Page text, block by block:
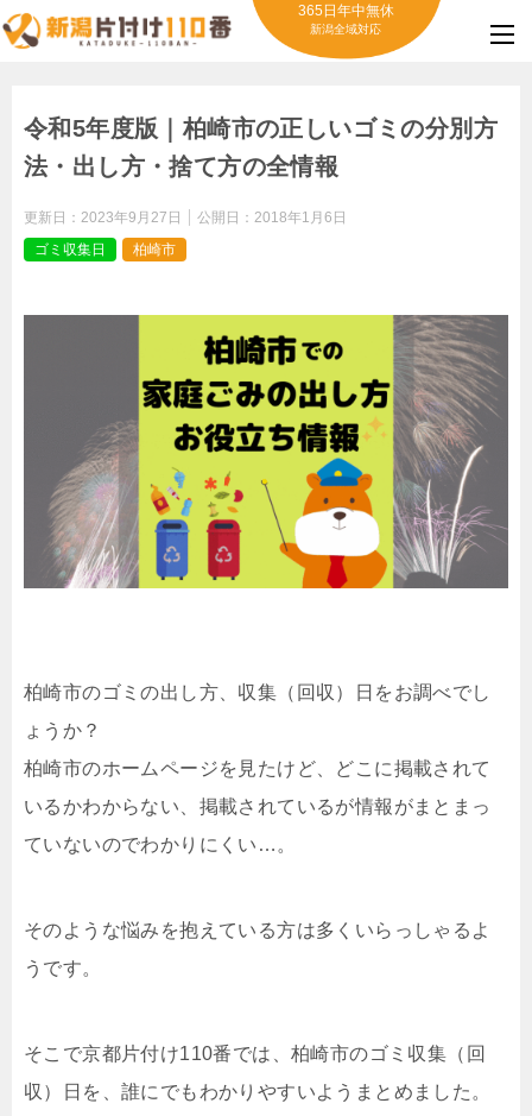
365日年中無休
新潟全域対応
令和5年度版｜柏崎市の正しいゴミの分別方
法・出し方・捨て方の全情報
更新日： 2023年9月27日 公開日： 2018年1月6日
ゴミ収集日
柏崎市
柏崎市のゴミの出し方、収集（回収）日をお調べでし
ょうか？
柏崎市のホームページを見たけど、どこに掲載されて
いるかわからない、掲載されているが情報がまとまっ
ていないのでわかりにくい…。
そのような悩みを抱えている方は多くいらっしゃるよ
うです。
そこで京都片付け110番では、柏崎市のゴミ収集（回
収）日を、誰にでもわかりやすいようまとめました。